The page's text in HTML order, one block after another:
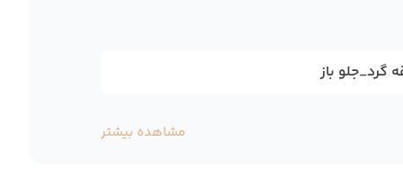
گرد_جلو باز
مشاهده بیشتر